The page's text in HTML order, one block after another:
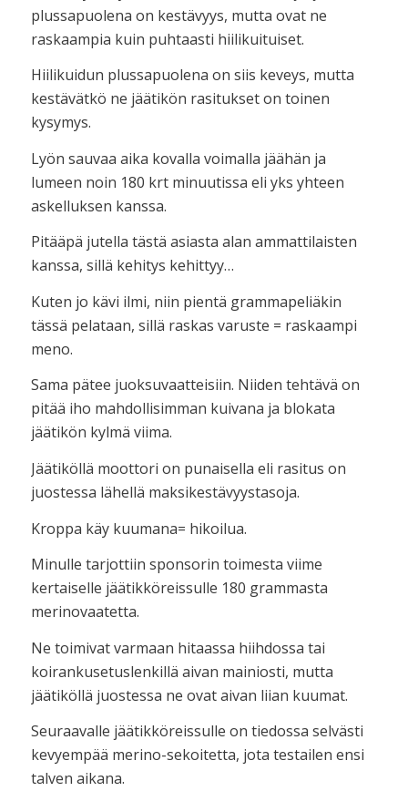
plussapuolena on kestävyys, mutta ovat ne
raskaampia kuin puhtaasti hiilikuituiset.
Hiilikuidun plussapuolena on siis keveys, mutta
kestävätkö ne jäätikön rasitukset on toinen
kysymys.
Lyön sauvaa aika kovalla voimalla jäähän ja
lumeen noin 180 krt minuutissa eli yks yhteen
askelluksen kanssa.
Pitääpä jutella tästä asiasta alan ammattilaisten
kanssa, sillä kehitys kehittyy…
Kuten jo kävi ilmi, niin pientä grammapeliäkin
tässä pelataan, sillä raskas varuste = raskaampi
meno.
Sama pätee juoksuvaatteisiin. Niiden tehtävä on
pitää iho mahdollisimman kuivana ja blokata
jäätikön kylmä viima.
Jäätiköllä moottori on punaisella eli rasitus on
juostessa lähellä maksikestävyystasoja.
Kroppa käy kuumana= hikoilua.
Minulle tarjottiin sponsorin toimesta viime
kertaiselle jäätikköreissulle 180 grammasta
merinovaatetta.
Ne toimivat varmaan hitaassa hiihdossa tai
koirankusetuslenkillä aivan mainiosti, mutta
jäätiköllä juostessa ne ovat aivan liian kuumat.
Seuraavalle jäätikköreissulle on tiedossa selvästi
kevyempää merino-sekoitetta, jota testailen ensi
talven aikana.